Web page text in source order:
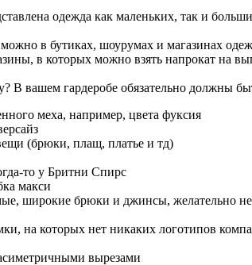
одежда как маленьких, так и
в бутиках, шоурумах и магазинах
в которых можно взять напрокат на
В вашем гардеробе обязательно должны
меха, например, цвета фуксия
(брюки, плащ, платье и тд)
то у Бритни Спирс
макси
широкие брюки и джинсы, желательно
на которых нет никаких логотипов
вырезами